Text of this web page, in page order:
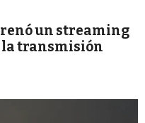
un streaming
la transmisión